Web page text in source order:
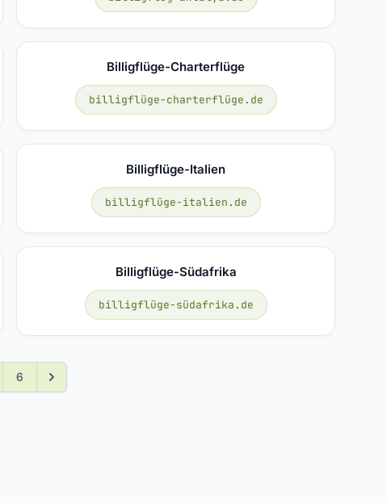
Billigflüge-Charterflüge
billigflüge-charterflüge.de
Billigflüge-Italien
billigflüge-italien.de
Billigflüge-Südafrika
billigflüge-südafrika.de
6